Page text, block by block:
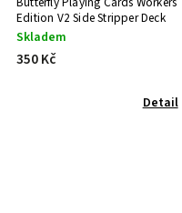
Edition V2 Side Stripper Deck
(Modrá)
Skladem
350 Kč
Detail